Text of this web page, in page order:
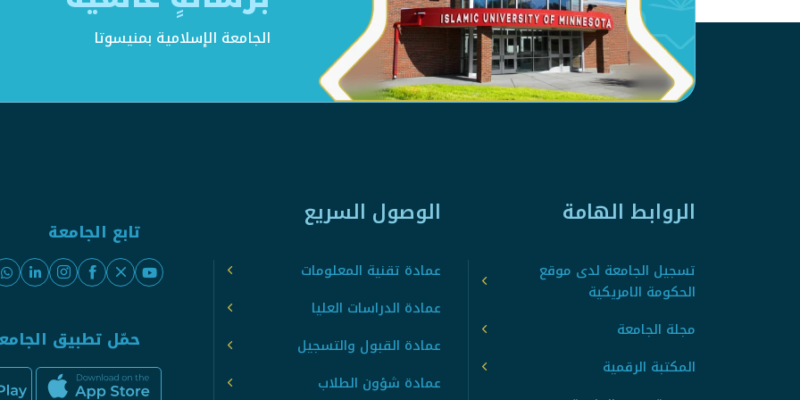
الجامعة الإسلامية بمنيسوتا
الروابط الهامة
تسجيل الجامعة لدى موقع
الحكومة الامريكية
مجلة الجامعة
المكتبة الرقمية
الوصول السريع
عمادة تقنية المعلومات
عمادة الدراسات العليا
عمادة القبول والتسجيل
عمادة شؤون الطلاب
تابع الجامعة
حمّل تطبيق